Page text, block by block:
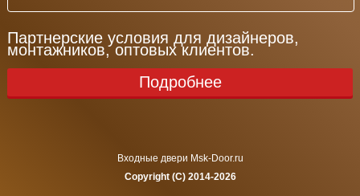
Партнерские условия для дизайнеров,
монтажников, оптовых клиентов.
Подробнее
Входные двери Msk-Door.ru
Copyright (C) 2014-2026